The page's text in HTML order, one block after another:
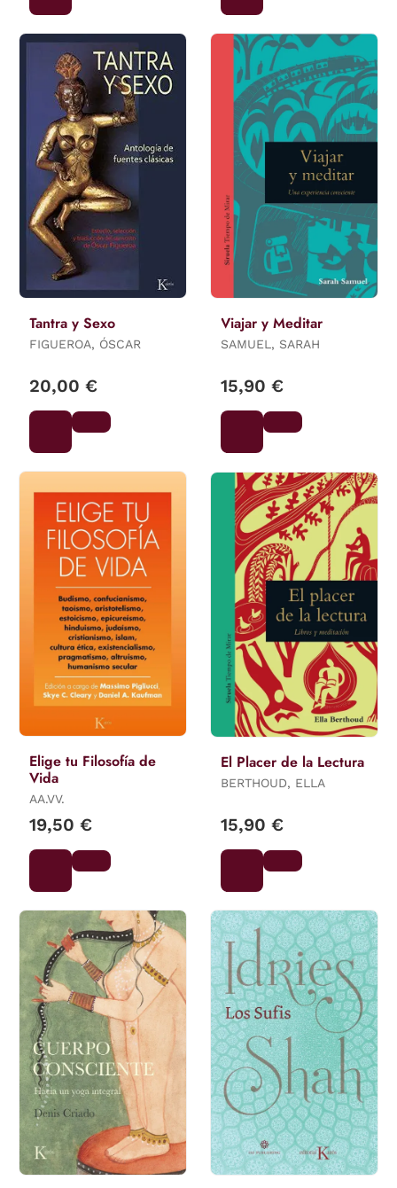
Tantra y Sexo
FIGUEROA, ÓSCAR
20,00 €
Viajar y Meditar
SAMUEL, SARAH
15,90 €
Elige tu Filosofía de
Vida
AA.VV.
19,50 €
El Placer de la Lectura
BERTHOUD, ELLA
15,90 €